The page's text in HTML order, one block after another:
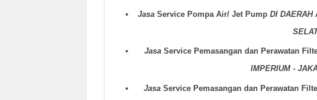
Jasa Service Pompa Air/ Jet Pump DI DAERAH
Jasa Service Pemasangan dan Perawatan
IMPERIUM -
JasaService Pemasangan dan Perawatan